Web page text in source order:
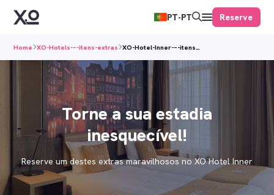
PT-PT Reserve
Home XO-Hotels-–-itens-extras XO-Hotel-Inner-–-itens…
Torne a sua estadia
inesquecível!
Reserve um destes extras maravilhosos no XO Hotel Inner